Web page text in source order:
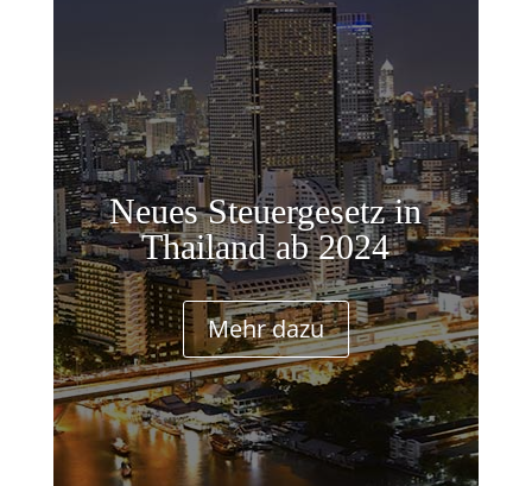
Neues Steuergesetz in
Thailand ab 2024
Mehr dazu